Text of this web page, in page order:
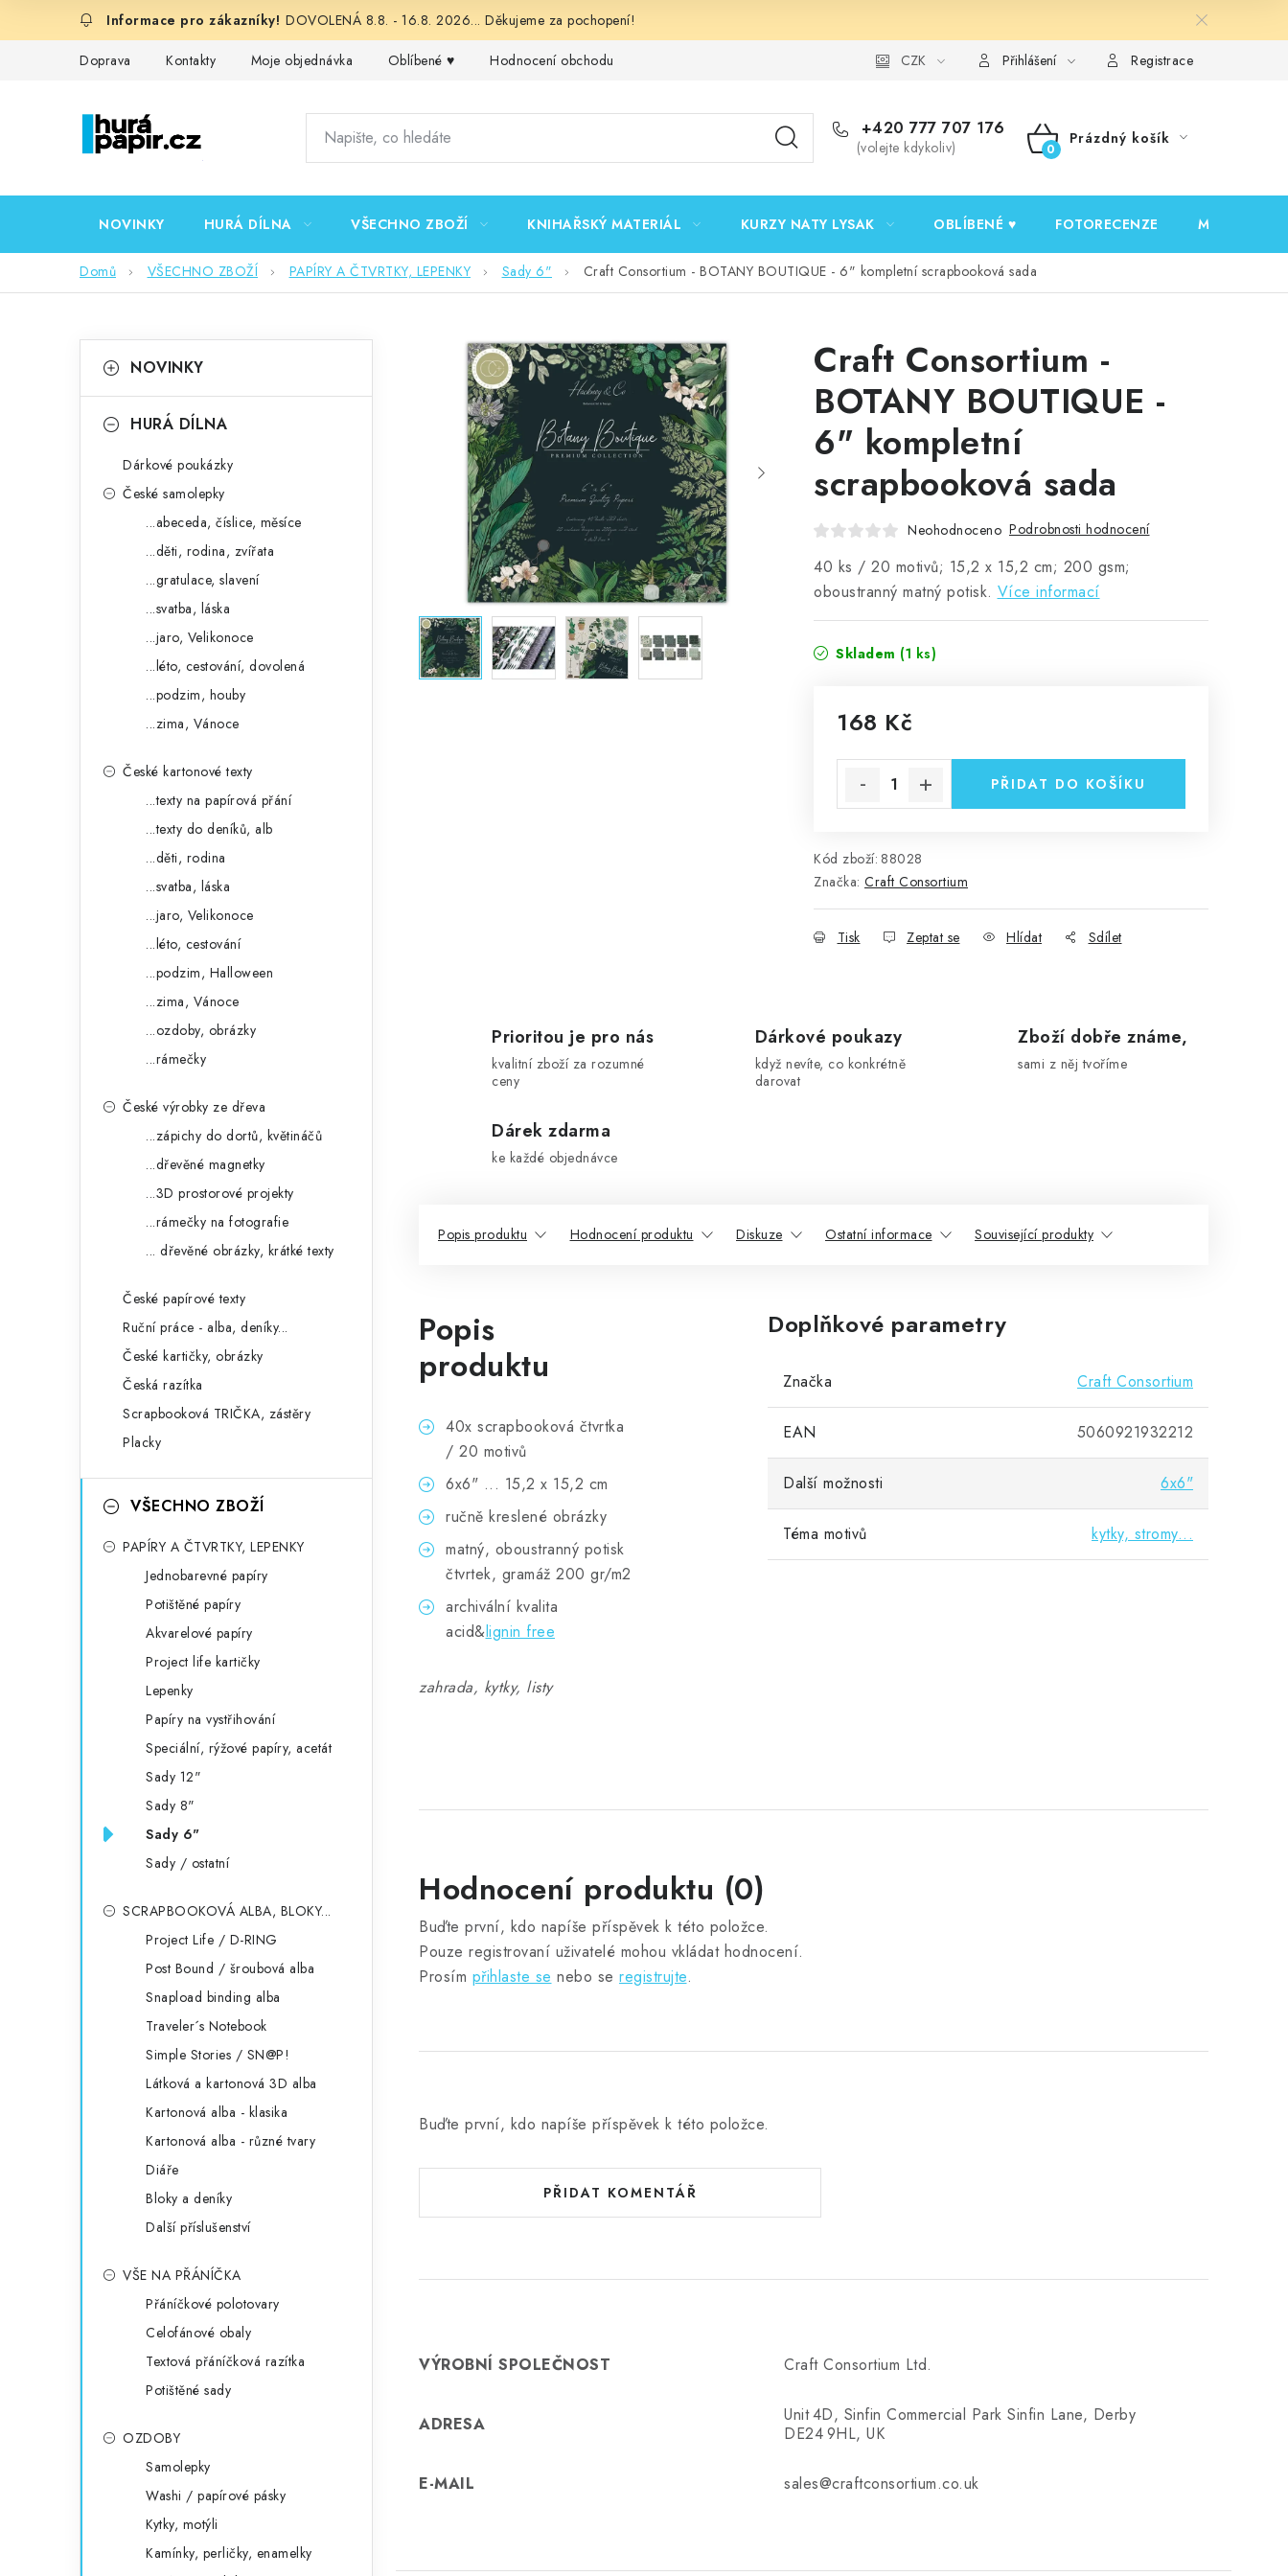
DOVOLENÁ 8.8. - 16.8. 2026... Děkujeme za pochopení!
Doprava Kontakty Moje objednávka Oblíbené ♥️ Hodnocení obchodu Podmínky ochrany osobních údajů Ověřování recenzí
CZK Přihlášení Registrace
+420 777 707 176
(volejte kdykoliv)
NÁKUPNÍ
Prázdný košík
NOVINKY HURÁ DÍLNA VŠECHNO ZBOŽÍ KNIHAŘSKÝ MATERIÁL KURZY NATY LYSAK OBLÍBENÉ ♥️ FOTORECENZE MOJE
Domů VŠECHNO ZBOŽÍ PAPÍRY A ČTVRTKY, LEPENKY Sady 6" Craft Consortium - BOTANY BOUTIQUE - 6" kompletní scrapbooková sada
okategorie
a
NOVINKY
HURÁ DÍLNA
Dárkové poukázky
České samolepky
...abeceda, číslice, měsíce
...děti, rodina, zvířata
...gratulace, slavení
...svatba, láska
...jaro, Velikonoce
...léto, cestování, dovolená
...podzim, houby
...zima, Vánoce
České kartonové texty
...texty na papírová přání
...texty do deníků, alb
...děti, rodina
...svatba, láska
...jaro, Velikonoce
...léto, cestování
...podzim, Halloween
...zima, Vánoce
...ozdoby, obrázky
...rámečky
České výrobky ze dřeva
...zápichy do dortů, květináčů
...dřevěné magnetky
...3D prostorové projekty
...rámečky na fotografie
... dřevěné obrázky, krátké texty
České papírové texty
Ruční práce - alba, deníky...
České kartičky, obrázky
Česká razítka
Scrapbooková TRIČKA, zástěry
Placky
VŠECHNO ZBOŽÍ
PAPÍRY A ČTVRTKY, LEPENKY
Jednobarevné papíry
Potištěné papíry
Akvarelové papíry
Project life kartičky
Lepenky
Papíry na vystřihování
Speciální, rýžové papíry, acetát
Sady 12"
Sady 8"
Sady 6"
Sady / ostatní
SCRAPBOOKOVÁ ALBA, BLOKY...
Project Life / D-RING
Post Bound / šroubová alba
Snapload binding alba
Traveler´s Notebook
Simple Stories / SN@P!
Látková a kartonová 3D alba
Kartonová alba - klasika
Kartonová alba - různé tvary
Diáře
Bloky a deníky
Další příslušenství
VŠE NA PŘÁNÍČKA
Přáníčkové polotovary
Celofánové obaly
Textová přáníčková razítka
Potištěné sady
OZDOBY
Samolepky
Washi / papírové pásky
Kytky, motýli
Kamínky, perličky, enamelky
Craft Consortium -
BOTANY BOUTIQUE -
6" kompletní
scrapbooková sada
Neohodnoceno Podrobnosti hodnocení
40 ks / 20 motivů; 15,2 x 15,2 cm; 200 gsm;
oboustranný matný potisk. Více informací
Skladem (1 ks)
168 Kč
PŘIDAT DO KOŠÍKU
Kód zboží: 88028
Značka: Craft Consortium
Tisk Zeptat se Hlídat Sdílet
Prioritou je pro nás
kvalitní zboží za rozumné
ceny
Dárkové poukazy
když nevíte, co konkrétně
darovat
Zboží dobře známe,
sami z něj tvoříme
Dárek zdarma
ke každé objednávce
Popis produktu Hodnocení produktu Diskuze Ostatní informace Související produkty
Popis
produktu
40x scrapbooková čtvrtka
/ 20 motivů
6x6" ... 15,2 x 15,2 cm
ručně kreslené obrázky
matný, oboustranný potisk
čtvrtek, gramáž 200 gr/m2
archivální kvalita
acid&lignin free
zahrada, kytky, listy
Doplňkové parametry
Značka Craft Consortium
EAN 5060921932212
Další možnosti 6x6"
Téma motivů kytky, stromy...
Hodnocení produktu (0)
Buďte první, kdo napíše příspěvek k této položce.
Pouze registrovaní uživatelé mohou vkládat hodnocení.
Prosím přihlaste se nebo se registrujte.
Buďte první, kdo napíše příspěvek k této položce.
PŘIDAT KOMENTÁŘ
VÝROBNÍ SPOLEČNOST Craft Consortium Ltd.
ADRESA
Unit 4D, Sinfin Commercial Park Sinfin Lane, Derby
DE24 9HL, UK
E-MAIL sales@craftconsortium.co.uk